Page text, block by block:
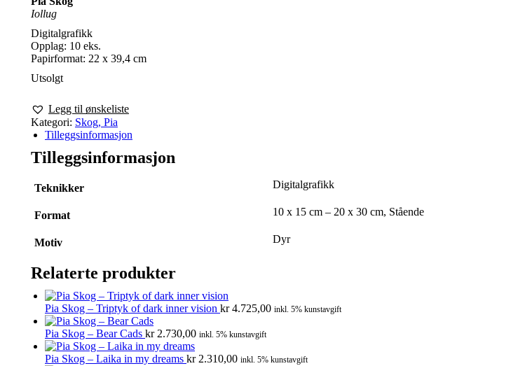
Iollug
Digitalgrafikk
Opplag: 10 eks.
Papirformat: 22 x 39,4 cm
Utsolgt
Legg til ønskeliste
Kategori: Skog, Pia
Tilleggsinformasjon
Tilleggsinformasjon
Teknikker Digitalgrafikk
Format 10 x 15 cm – 20 x 30 cm, Stående
Motiv Dyr
Relaterte produkter
Pia Skog – Triptyk of dark inner vision kr4.725,00 inkl. 5% kunstavgift
Pia Skog – Bear Cads kr2.730,00 inkl. 5% kunstavgift
Pia Skog – Laika in my dreams kr2.310,00 inkl. 5% kunstavgift